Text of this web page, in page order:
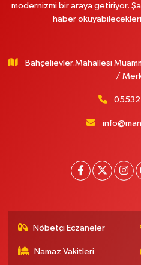
modernizmi bir araya getiriyor.
haber
Bahçelievler.Mahallesi
/
Nöbetçi Eczaneler
Namaz Vakitleri